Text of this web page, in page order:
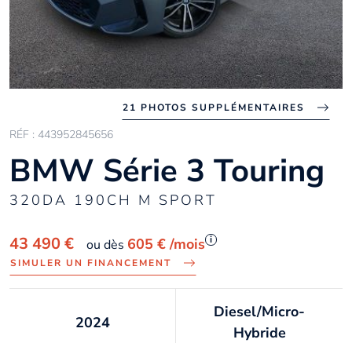
21 PHOTOS SUPPLÉMENTAIRES
RÉF : 443952845656
BMW Série 3 Touring
320DA 190CH M SPORT
43 490 € ou dès 605 € /mois i
SIMULER UN FINANCEMENT
2024
Diesel/Micro-
Hybride